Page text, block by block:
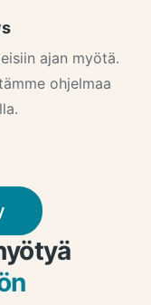
ajan myötä.
ohjelmaa